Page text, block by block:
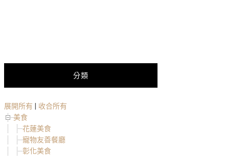
分類
展開所有 | 收合所有
美食
花蓮美食
寵物友善餐廳
彰化美食